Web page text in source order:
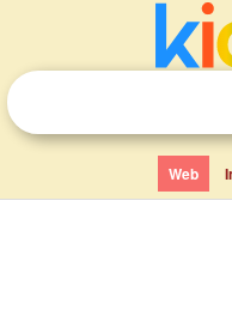
Web